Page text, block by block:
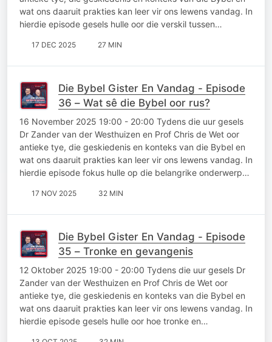
wat ons daaruit prakties kan leer vir ons lewens vandag. In
hierdie episode gesels hulle oor die verskil tussen…
17 DEC 2025 27 MIN
Die Bybel Gister En Vandag - Episode
36 – Wat sê die Bybel oor rus?
16 November 2025 19:00 - 20:00 Tydens die uur gesels
Dr Zander van der Westhuizen en Prof Chris de Wet oor
antieke tye, die geskiedenis en konteks van die Bybel en
wat ons daaruit prakties kan leer vir ons lewens vandag. In
hierdie episode fokus hulle op die belangrike onderwerp…
17 NOV 2025 32 MIN
Die Bybel Gister En Vandag - Episode
35 – Tronke en gevangenis
12 Oktober 2025 19:00 - 20:00 Tydens die uur gesels Dr
Zander van der Westhuizen en Prof Chris de Wet oor
antieke tye, die geskiedenis en konteks van die Bybel en
wat ons daaruit prakties kan leer vir ons lewens vandag. In
hierdie episode gesels hulle oor hoe tronke en…